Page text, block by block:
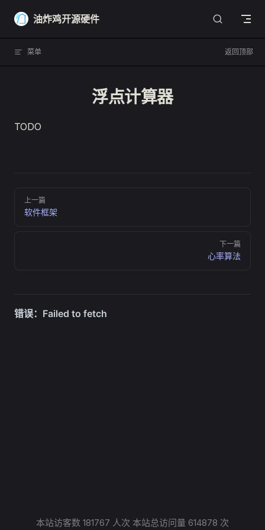
Skip to content
油炸鸡开源硬件
菜单 返回顶部
浮点计算器
TODO
Pager
上一篇
软件框架
下一篇
心率算法
本站访客数 181767 人次 本站总访问量 614878 次